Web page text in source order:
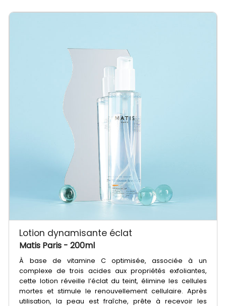
Lotion dynamisante éclat
Matis Paris - 200ml
À base de vitamine C optimisée, associée à un
complexe de trois acides aux propriétés exfoliantes,
cette lotion réveille l’éclat du teint, élimine les cellules
mortes et stimule le renouvellement cellulaire. Après
utilisation, la peau est fraîche, prête à recevoir les